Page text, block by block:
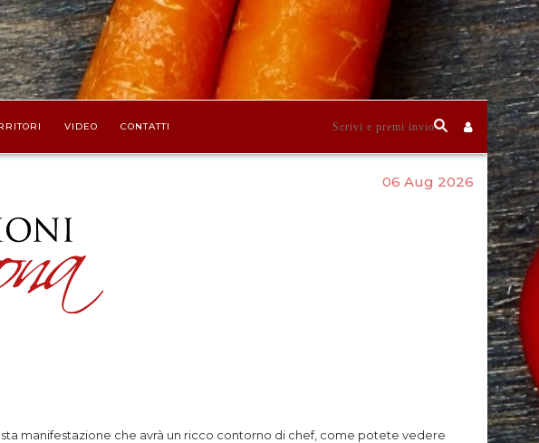
VIDEO CONTATTI
06 Aug 2026
manifestazione che avrà un ricco contorno di chef, come potete vedere